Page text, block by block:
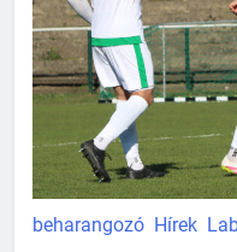
beharangozó Hírek